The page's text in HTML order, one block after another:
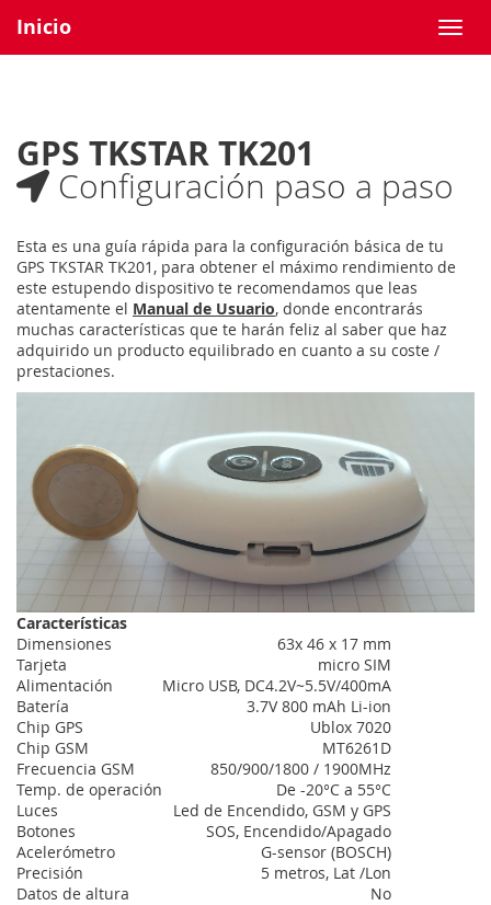
Inicio
GPS TKSTAR TK201
Configuración paso a paso
Esta es una guía rápida para la configuración básica de tu
GPS TKSTAR TK201, para obtener el máximo rendimiento de
este estupendo dispositivo te recomendamos que leas
atentamente el Manual de Usuario, donde encontrarás
muchas características que te harán feliz al saber que haz
adquirido un producto equilibrado en cuanto a su coste /
prestaciones.
Características
Dimensiones
63x 46 x 17 mm
Tarjeta
micro SIM
Alimentación
Micro USB, DC4.2V~5.5V/400mA
Batería
3.7V 800 mAh Li-ion
Chip GPS
Ublox 7020
Chip GSM
MT6261D
Frecuencia GSM
850/900/1800 / 1900MHz
Temp. de operación
De -20°C a 55°C
Luces
Led de Encendido, GSM y GPS
Botones
SOS, Encendido/Apagado
Acelerómetro
G-sensor (BOSCH)
Precisión
5 metros, Lat /Lon
Datos de altura
No